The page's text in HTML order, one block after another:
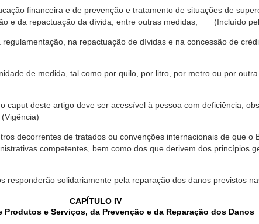
financeira e de prevenção e tratamento de situações de
e da repactuação da dívida, entre outras medidas; (Incluído
regulamentação, na repactuação de dívidas e na concessão de
de medida, tal como por quilo, por litro, por metro ou por
caput deste artigo deve ser acessível à pessoa com deficiência,
decorrentes de tratados ou convenções internacionais de que o
competentes, bem como dos que derivem dos princípios
responderão solidariamente pela reparação dos danos previstos
CAPÍTULO IV
Produtos e Serviços, da Prevenção e da Reparação dos Danos